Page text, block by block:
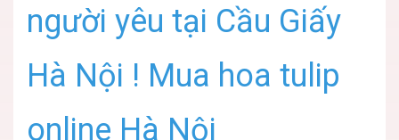
người yêu tại Cầu Giấy
Hà Nội ! Mua hoa tulip
online Hà Nội